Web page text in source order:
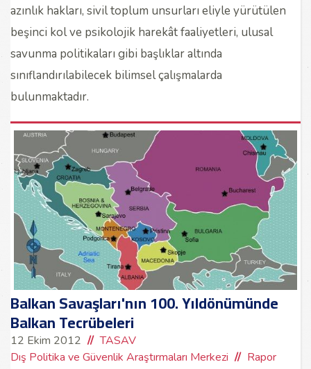
azınlık hakları, sivil toplum unsurları eliyle yürütülen
beşinci kol ve psikolojik harekât faaliyetleri, ulusal
savunma politikaları gibi başlıklar altında
sınıflandırılabilecek bilimsel çalışmalarda
bulunmaktadır.
Balkan Savaşları'nın 100. Yıldönümünde
Balkan Tecrübeleri
12 Ekim 2012
TASAV
Dış Politika ve Güvenlik Araştırmaları Merkezi
Rapor